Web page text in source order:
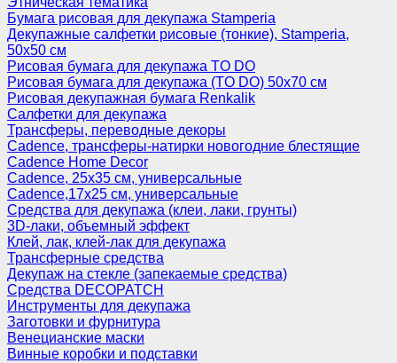
Бумага рисовая для декупажа Stamperia
Декупажные салфетки рисовые (тонкие), Stamperia,
50х50 см
Рисовая бумага для декупажа TO DO
Рисовая бумага для декупажа (TO DO) 50х70 см
Рисовая декупажная бумага Renkalik
Салфетки для декупажа
Трансферы, переводные декоры
Cadence, трансферы-натирки новогодние блестящие
Cadence Home Decor
Cadence, 25х35 см, универсальные
Cadence,17х25 см, универсальные
Средства для декупажа (клеи, лаки, грунты)
3D-лаки, объемный эффект
Клей, лак, клей-лак для декупажа
Трансферные средства
Декупаж на стекле (запекаемые средства)
Средства DECOPATCH
Инструменты для декупажа
Заготовки и фурнитура
Венецианские маски
Винные коробки и подставки